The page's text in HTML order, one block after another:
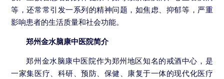
等，还常常引发一系列的精神问题，如焦虑、抑郁等，严重
影响患者的生活质量和社会功能。
郑州金水脑康中医院简介
郑州金水脑康中医院作为郑州地区知名的戒酒中心，是
一家集医疗、科研、预防、保健、康复于一体的现代化医疗